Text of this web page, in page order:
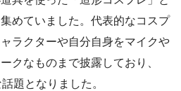
めていました。代表的なコスプ
ラクターや自分自身をマイクや
クなものまで披露しており、
題となりました。